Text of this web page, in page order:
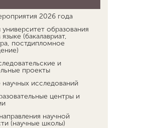
2026 года
образования
(бакалавриат,
постдипломное
и
проекты
научных исследований
центры и
научной
(научные школы)